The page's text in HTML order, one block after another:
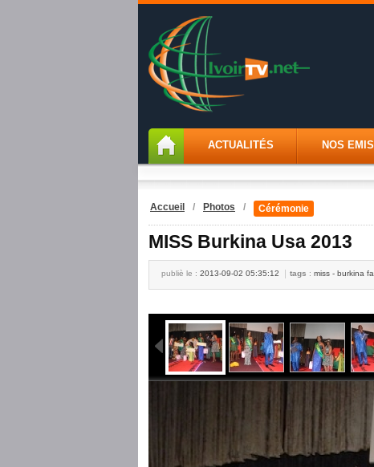
ACTUALITÉS NOS
Accueil / Photos / Cérémonie
MISS Burkina Usa 2013
publiè le : 2013-09-02 05:35:12 tags : miss - burkina